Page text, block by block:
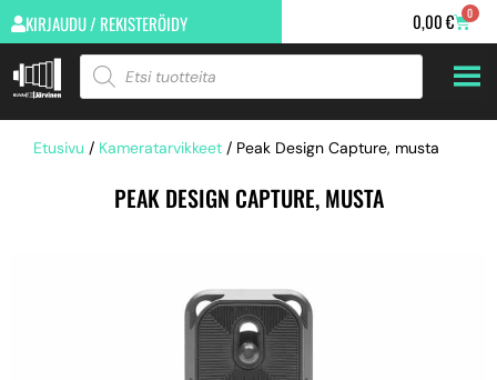
KIRJAUDU / REKISTERÖIDY 0,00€ 0
Etusivu / Kameratarvikkeet / Peak Design Capture, musta
PEAK DESIGN CAPTURE, MUSTA